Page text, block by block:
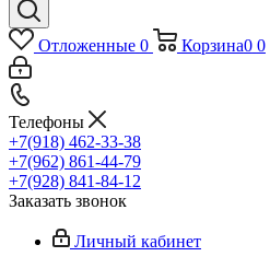
Отложенные 0 Корзина0 0
Телефоны
+7(918) 462-33-38
+7(962) 861-44-79
+7(928) 841-84-12
Заказать звонок
Личный кабинет